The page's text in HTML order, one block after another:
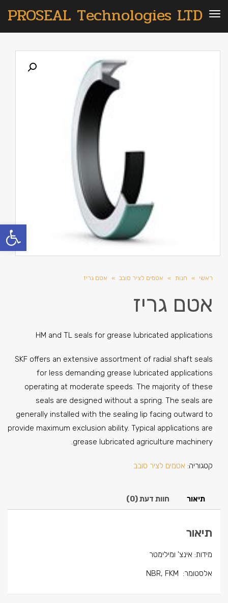
פתח
PROSEAL Technologies LTDתפריט
ראשי » חנות » אטמים לציר סובב » אטם גריז
אטם גריז
HM and TL seals for grease lubricated applications
SKF offers an extensive assortment of radial shaft seals
for less demanding grease lubricated applications
operating at moderate speeds. The majority of these
seals are designed without a spring. The seals are
generally installed with the sealing lip facing outward to
provide maximum exclusion ability. Typical applications are
grease lubricated agriculture machinery.
קטגוריה: אטמים לציר סובב
תיאור חוות דעת (0)
תיאור
מידות: אינצ' ומילימטר
אלסטומר: NBR, FKM